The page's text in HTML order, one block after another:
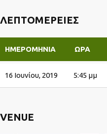
ΛΕΠΤΟΜΈΡΕΙΕΣ
ΗΜΕΡΟΜΗΝΊΑ ΏΡΑ
16 Ιουνίου, 2019 5:45 μμ
VENUE